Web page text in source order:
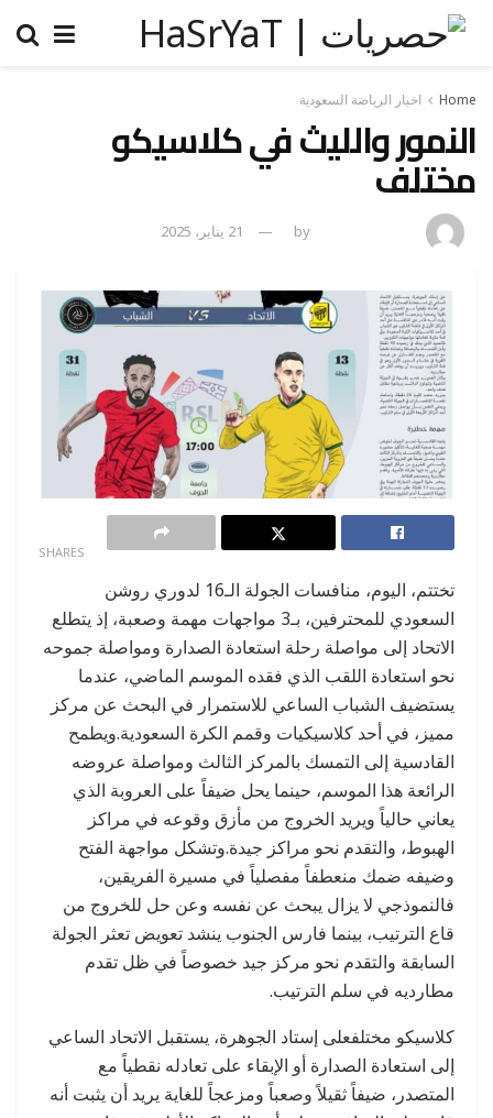
Home اخبار الرياضة السعودية
النمور والليث في كلاسيكو
مختلف
by 21 يناير، 2025
SHARES
تختتم، اليوم، منافسات الجولة الـ16 لدوري روشن
السعودي للمحترفين، بـ3 مواجهات مهمة وصعبة، إذ يتطلع
الاتحاد إلى مواصلة رحلة استعادة الصدارة ومواصلة جموحه
نحو استعادة اللقب الذي فقده الموسم الماضي، عندما
يستضيف الشباب الساعي للاستمرار في البحث عن مركز
مميز، في أحد كلاسيكيات وقمم الكرة السعودية.ويطمح
القادسية إلى التمسك بالمركز الثالث ومواصلة عروضه
الرائعة هذا الموسم، حينما يحل ضيفاً على العروبة الذي
يعاني حالياً ويريد الخروج من مأزق وقوعه في مراكز
الهبوط، والتقدم نحو مراكز جيدة.وتشكل مواجهة الفتح
وضيفه ضمك منعطفاً مفصلياً في مسيرة الفريقين،
فالنموذجي لا يزال يبحث عن نفسه وعن حل للخروج من
قاع الترتيب، بينما فارس الجنوب ينشد تعويض تعثر الجولة
السابقة والتقدم نحو مركز جيد خصوصاً في ظل تقدم
مطارديه في سلم الترتيب.
كلاسيكو مختلفعلى إستاد الجوهرة، يستقبل الاتحاد الساعي
إلى استعادة الصدارة أو الإبقاء على تعادله نقطياً مع
المتصدر، ضيفاً ثقيلاً وصعباً ومزعجاً للغاية يريد أن يثبت أنه